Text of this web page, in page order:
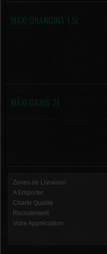
MAXI ORANGINA 1.5L
MAXI OASIS 2L
Zones de Livraison
A Emporter
Charte Qualité
Recrutement
Votre Appréciation